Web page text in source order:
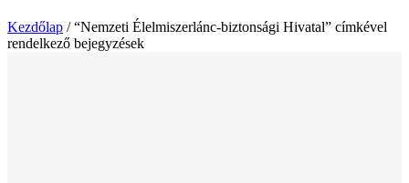
Kezdőlap / “Nemzeti Élelmiszerlánc-biztonsági Hivatal” címkével
rendelkező bejegyzések